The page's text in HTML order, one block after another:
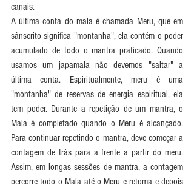
canais.
A última conta do mala é chamada Meru, que em
sânscrito significa "montanha", ela contém o poder
acumulado de todo o mantra praticado. Quando
usamos um japamala não devemos "saltar" a
última conta. Espiritualmente, meru é uma
"montanha" de reservas de energia espiritual, ela
tem poder. Durante a repetição de um mantra, o
Mala é completado quando o Meru é alcançado.
Para continuar repetindo o mantra, deve começar a
contagem de trás para a frente a partir do meru.
Assim, em longas sessões de mantra, a contagem
percorre todo o Mala até o Meru e retoma e depois